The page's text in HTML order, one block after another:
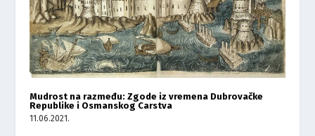
Mudrost na razmeđu: Zgode iz vremena Dubrovačke
Republike i Osmanskog Carstva
11.06.2021.